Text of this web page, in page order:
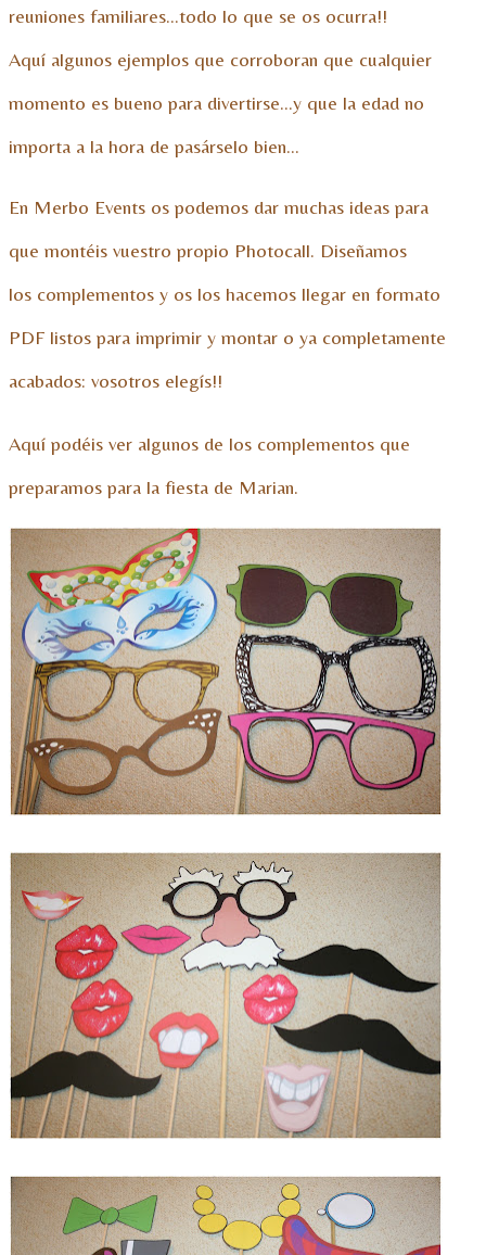
reuniones familiares…todo lo que se os ocurra!!
Aquí algunos ejemplos que corroboran que cualquier
momento es bueno para divertirse…y que la edad no
importa a la hora de pasárselo bien…
En Merbo Events os podemos dar muchas ideas para
que montéis vuestro propio Photocall. Diseñamos
los complementos y os los hacemos llegar en formato
PDF listos para imprimir y montar o ya completamente
acabados: vosotros elegís!!
Aquí podéis ver algunos de los complementos que
preparamos para la fiesta de Marian.